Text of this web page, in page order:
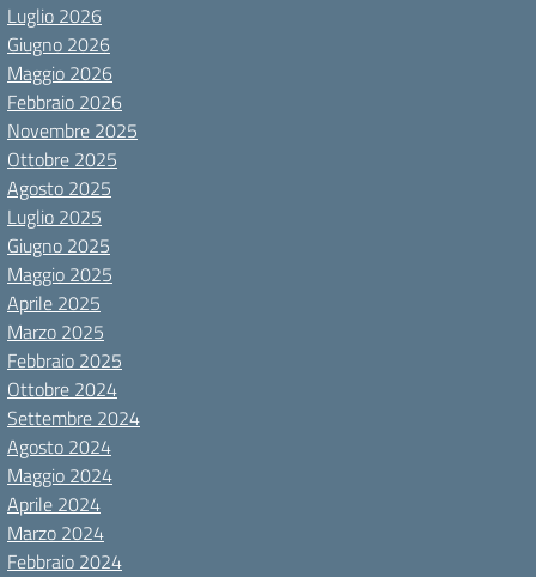
Luglio 2026
Giugno 2026
Maggio 2026
Febbraio 2026
Novembre 2025
Ottobre 2025
Agosto 2025
Luglio 2025
Giugno 2025
Maggio 2025
Aprile 2025
Marzo 2025
Febbraio 2025
Ottobre 2024
Settembre 2024
Agosto 2024
Maggio 2024
Aprile 2024
Marzo 2024
Febbraio 2024